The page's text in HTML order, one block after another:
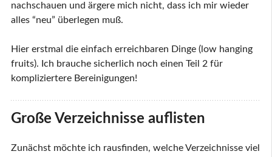
nachschauen und ärgere mich nicht, dass ich mir wieder
alles “neu” überlegen muß.
Hier erstmal die einfach erreichbaren Dinge (low hanging
fruits). Ich brauche sicherlich noch einen Teil 2 für
kompliziertere Bereinigungen!
Große Verzeichnisse auflisten
Zunächst möchte ich rausfinden, welche Verzeichnisse viel